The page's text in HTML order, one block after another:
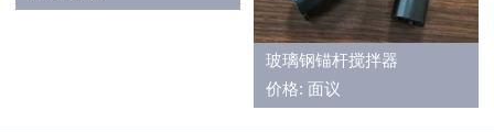
玻璃钢锚杆搅拌器
价格: 面议